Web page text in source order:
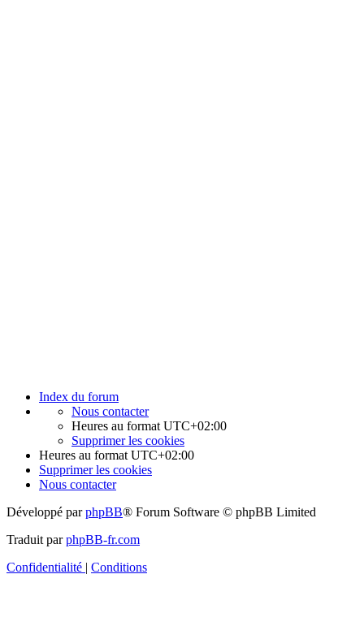
Index du forum
Nous contacter
Heures au format UTC+02:00
Supprimer les cookies
Heures au format UTC+02:00
Supprimer les cookies
Nous contacter
Développé parphpBB® Forum Software © phpBB Limited
Traduit parphpBB-fr.com
Confidentialité | Conditions